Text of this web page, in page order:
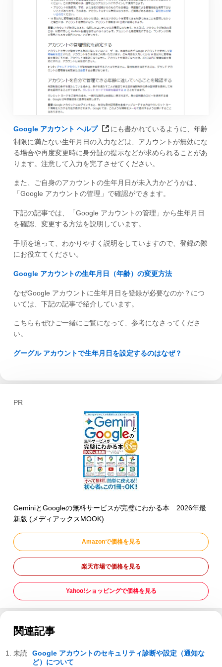
Google アカウント ヘルプ
にも書かれているように、年齢
制限に満たない生年月日の入力などは、アカウントが無効にな
る場合や再度変更時に身分証の提示などが求められることがあ
ります。注意して入力を完了させてください。
また、ご自身のアカウントの生年月日が未入力かどうかは、
「Google アカウントの管理」で確認ができます。
下記の記事では、「Google アカウントの管理」から生年月日
を確認、変更する方法を説明しています。
手順を追って、わかりやすく説明をしていますので、登録の際
にお役立てください。
Google アカウントの生年月日（年齢）の変更方法
なぜGoogle アカウントに生年月日を登録が必要なのか？につ
いては、下記の記事で紹介しています。
こちらもぜひご一緒にご覧になって、参考になさってくださ
い。
グーグル アカウントで生年月日を設定するのはなぜ？
PR
GeminiとGoogleの無料サービスが完璧にわかる本 2026年最
新版 (メディアックスMOOK)
Amazonで価格を見る
楽天市場で価格を見る
Yahoo!ショッピングで価格を見る
関連記事
Google アカウントのセキュリティ診断や設定（通知な
ど）について